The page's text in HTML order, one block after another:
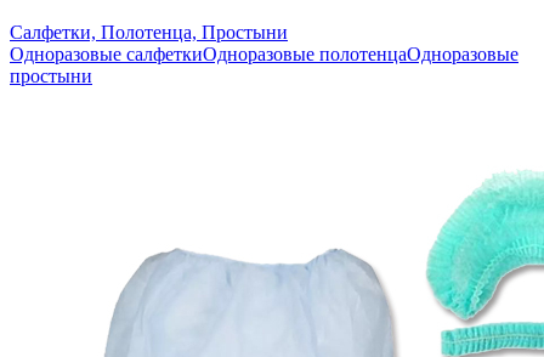
Салфетки, Полотенца, Простыни
Одноразовые салфеткиОдноразовые полотенцаОдноразовые
простыни